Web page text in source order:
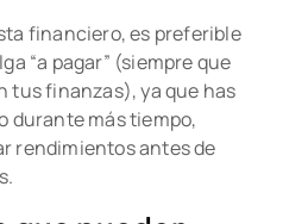
financiero, es preferible
“a pagar” (siempre que
tus finanzas), ya que has
durante más tiempo,
rendimientos antes de